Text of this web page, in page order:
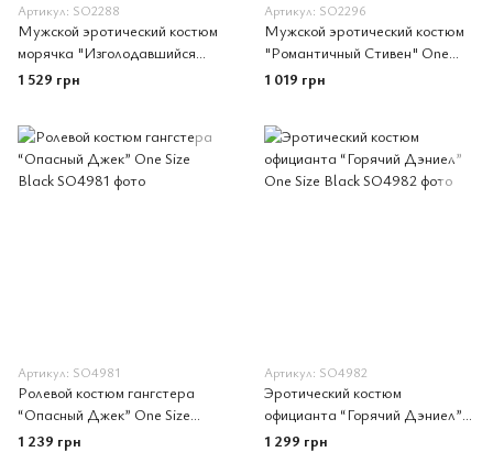
Артикул: SO2288
Мужской эротический костюм
морячка "Изголодавшийся
Робин" One Size: шорты, майка,
перчатки, платок,
1 529 грн
Артикул: SO2296
Мужской эротический костюм
"Романтичный Стивен" One
Size Black: полупрозрачные
трусики и маечка
1 019 грн
Артикул: SO4981
Ролевой костюм гангстера
“Опасный Джек” One Size
Black
1 239 грн
Артикул: SO4982
Эротический костюм
официанта “Горячий Дэниел”
One Size Black
1 299 грн